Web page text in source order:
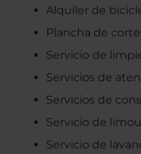
Alquiler de
Plancha de
Servicio de
Servicios de
Servicios de
Servicio de
Servicio de